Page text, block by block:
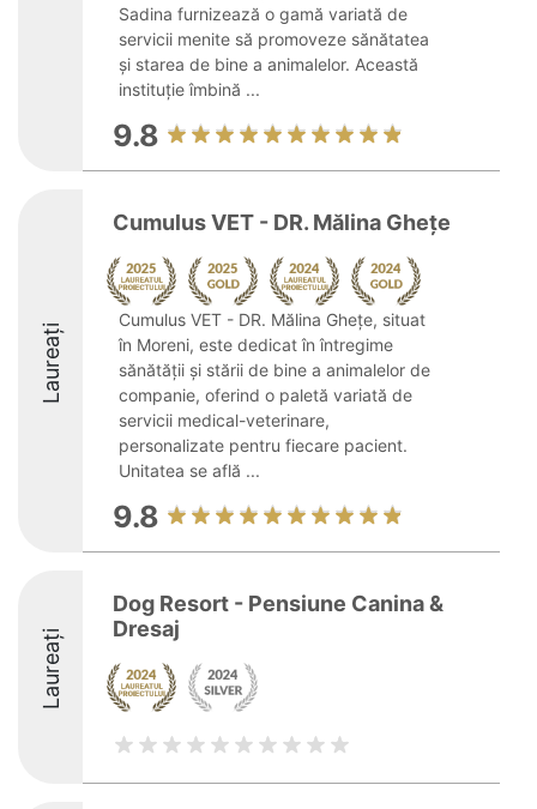
Sadina furnizează o gamă variată de
servicii menite să promoveze sănătatea
și starea de bine a animalelor. Această
instituție îmbină ...
9.8
Laureați
Cumulus VET - DR. Mălina Ghețe
Cumulus VET - DR. Mălina Ghețe, situat
în Moreni, este dedicat în întregime
sănătății și stării de bine a animalelor de
companie, oferind o paletă variată de
servicii medical-veterinare,
personalizate pentru fiecare pacient.
Unitatea se află ...
9.8
Laureați
Dog Resort - Pensiune Canina &
Dresaj